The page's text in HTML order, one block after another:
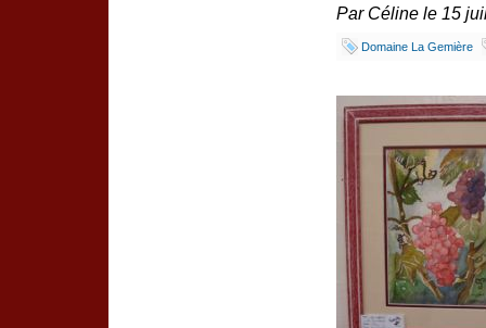
Par Céline le 15
Domaine La Gemière